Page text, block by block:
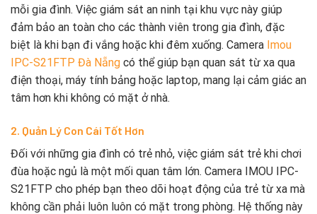
mỗi gia đình. Việc giám sát an ninh tại khu vực này giúp
đảm bảo an toàn cho các thành viên trong gia đình, đặc
biệt là khi bạn đi vắng hoặc khi đêm xuống. Camera Imou
IPC-S21FTP Đà Nẵng có thể giúp bạn quan sát từ xa qua
điện thoại, máy tính bảng hoặc laptop, mang lại cảm giác an
tâm hơn khi không có mặt ở nhà.
2. Quản Lý Con Cái Tốt Hơn
Đối với những gia đình có trẻ nhỏ, việc giám sát trẻ khi chơi
đùa hoặc ngủ là một mối quan tâm lớn. Camera IMOU IPC-
S21FTP cho phép bạn theo dõi hoạt động của trẻ từ xa mà
không cần phải luôn luôn có mặt trong phòng. Hệ thống này